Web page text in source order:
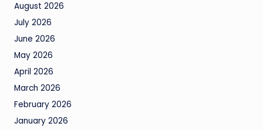
August 2026
July 2026
June 2026
May 2026
April 2026
March 2026
February 2026
January 2026